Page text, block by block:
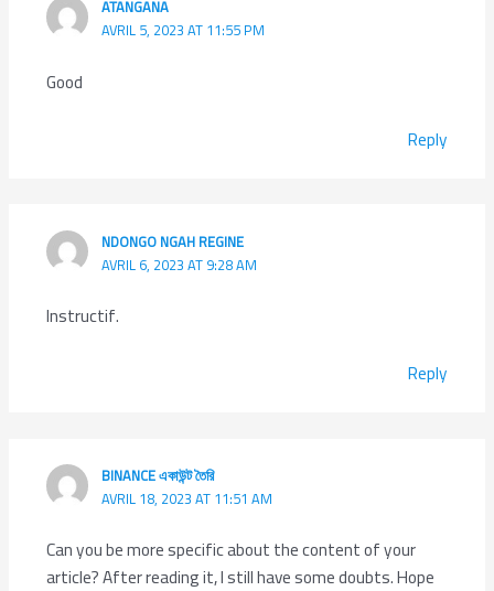
ATANGANA
AVRIL 5, 2023 AT 11:55 PM
Good
Reply
NDONGO NGAH REGINE
AVRIL 6, 2023 AT 9:28 AM
Instructif.
Reply
BINANCE একাউন্ট তৈরি
AVRIL 18, 2023 AT 11:51 AM
Can you be more specific about the content of your
article? After reading it, I still have some doubts. Hope